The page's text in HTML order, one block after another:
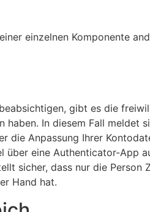
einzelnen Komponente
gibt es die
In diesem Fall meldet
die Anpassung Ihrer
über eine Authenticator-App
sicher, dass nur die Person
Hand hat.